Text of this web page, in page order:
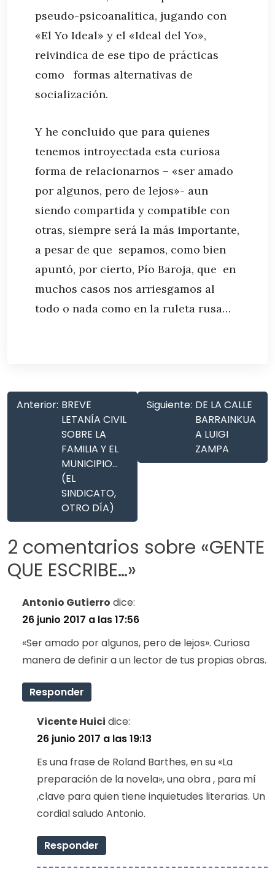
pseudo-psicoanalítica, jugando con
«El Yo Ideal» y el «Ideal del Yo»,
reivindica de ese tipo de prácticas
como formas alternativas de
socialización.
Y he concluido que para quienes
tenemos introyectada esta curiosa
forma de relacionarnos – «ser amado
por algunos, pero de lejos»- aun
siendo compartida y compatible con
otras, siempre será la más importante,
a pesar de que sepamos, como bien
apuntó, por cierto, Pío Baroja, que en
muchos casos nos arriesgamos al
todo o nada como en la ruleta rusa…
Anterior: BREVE
LETANÍA CIVIL
SOBRE LA
FAMILIA Y EL
MUNICIPIO…
(EL
SINDICATO,
OTRO DÍA)
Siguiente: DE LA CALLE
BARRAINKUA
A LUIGI
ZAMPA
2 comentarios sobre «GENTE
QUE ESCRIBE…»
Antonio Gutierro dice:
26 junio 2017 a las 17:56
«Ser amado por algunos, pero de lejos». Curiosa
manera de definir a un lector de tus propias obras.
Responder
Vicente Huici dice:
26 junio 2017 a las 19:13
Es una frase de Roland Barthes, en su «La
preparación de la novela», una obra , para mí
,clave para quien tiene inquietudes literarias. Un
cordial saludo Antonio.
Responder